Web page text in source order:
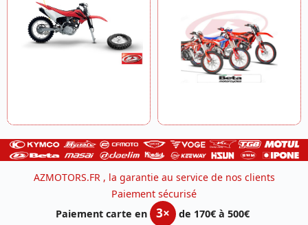
AZMOTORS.FR , la garantie au service de nos clients
Paiement sécurisé
Paiement carte en
3×
de 170€ à 500€